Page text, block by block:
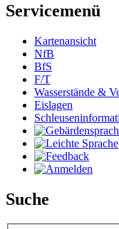
Servicemenü
Kartenansicht
NfB
BfS
F/T
Wasserstände &
Eislagen
Suche